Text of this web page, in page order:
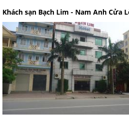
Khách sạn Bạch Lim - Nam Anh Cửa